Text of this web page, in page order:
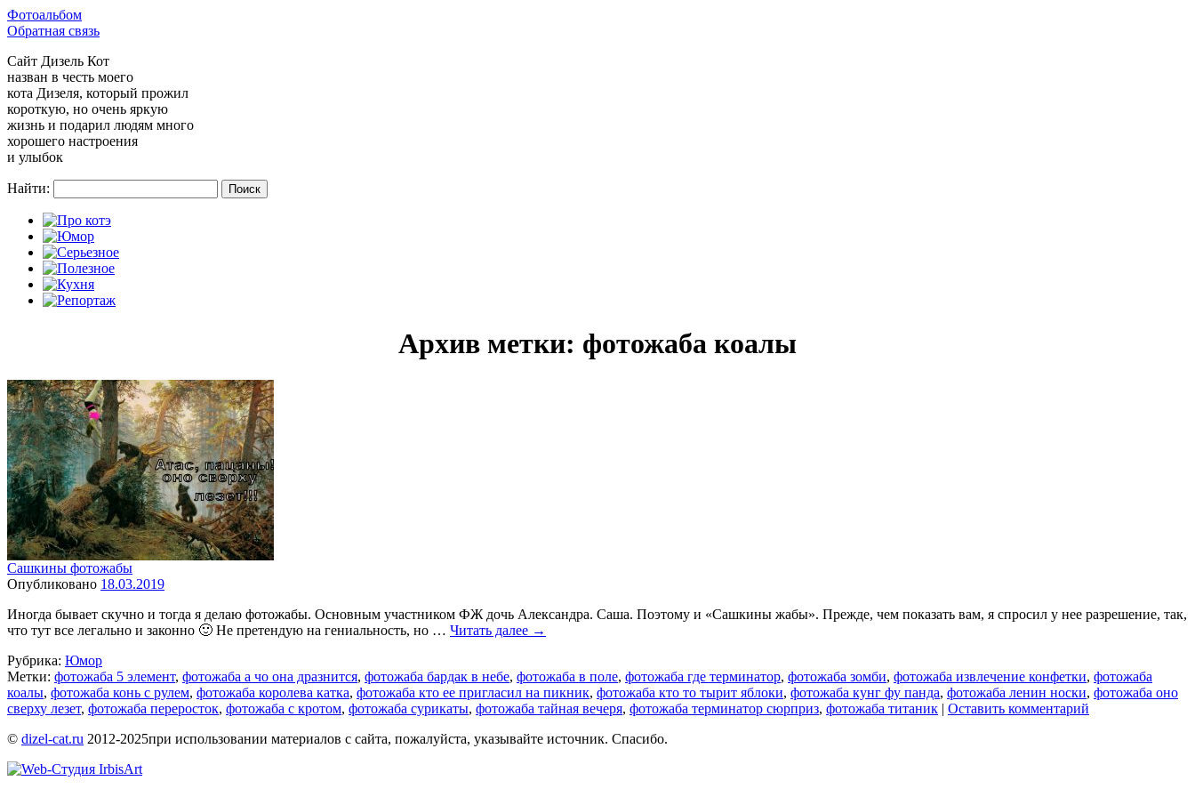
Фотоальбом
Обратная связь
Сайт Дизель Кот
назван в честь моего
кота Дизеля, который прожил
короткую, но очень яркую
жизнь и подарил людям много
хорошего настроения
и улыбок
Найти:
Архив метки: фотожаба коалы
Сашкины фотожабы
Опубликовано 18.03.2019
Иногда бывает скучно и тогда я делаю фотожабы. Основным участником ФЖ дочь Александра. Саша. Поэтому и «Сашкины жабы». Прежде, чем показать вам, я спросил у нее разрешение, так,
что тут все легально и законно 🙂 Не претендую на гениальность, но … Читать далее →
Рубрика: Юмор
Метки: фотожаба 5 элемент, фотожаба а чо она дразнится, фотожаба бардак в небе, фотожаба в поле, фотожаба где терминатор, фотожаба зомби, фотожаба извлечение конфетки, фотожаба
коалы, фотожаба конь с рулем, фотожаба королева катка, фотожаба кто ее пригласил на пикник, фотожаба кто то тырит яблоки, фотожаба кунг фу панда, фотожаба ленин носки, фотожаба оно
сверху лезет, фотожаба переросток, фотожаба с кротом, фотожаба сурикаты, фотожаба тайная вечеря, фотожаба терминатор сюрприз, фотожаба титаник | Оставить комментарий
© dizel-cat.ru 2012-2025при использовании материалов с сайта, пожалуйста, указывайте источник. Спасибо.